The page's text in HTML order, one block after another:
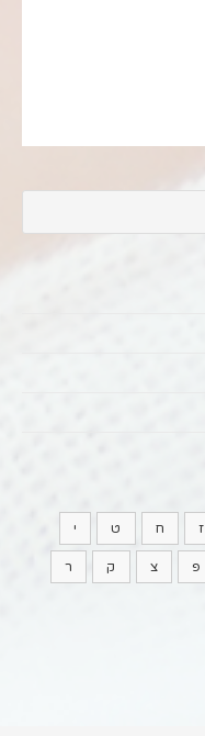
ז ח ט י
פ צ ק ר